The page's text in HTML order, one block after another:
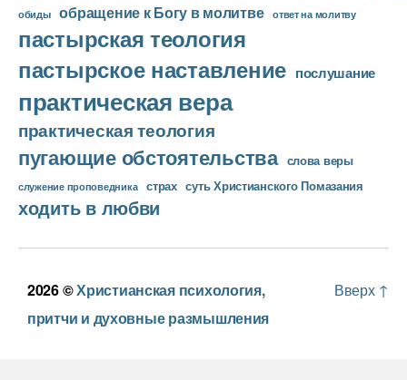
обиды обращение к Богу в молитве ответ на молитву
пастырская теология
пастырское наставление послушание
практическая вера
практическая теология
пугающие обстоятельства слова веры
служение проповедника страх суть Христианского Помазания
ходить в любви
2026 ©Христианская психология,
притчи и духовные размышления
Вверх ↑